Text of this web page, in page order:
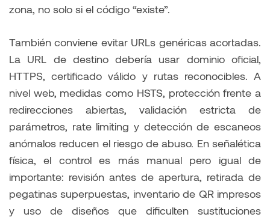
zona, no solo si el código “existe”.
También conviene evitar URLs genéricas acortadas.
La URL de destino debería usar dominio oficial,
HTTPS, certificado válido y rutas reconocibles. A
nivel web, medidas como HSTS, protección frente a
redirecciones abiertas, validación estricta de
parámetros, rate limiting y detección de escaneos
anómalos reducen el riesgo de abuso. En señalética
física, el control es más manual pero igual de
importante: revisión antes de apertura, retirada de
pegatinas superpuestas, inventario de QR impresos
y uso de diseños que dificulten sustituciones